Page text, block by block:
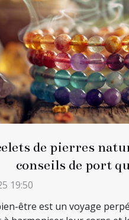
de pierres
conseils de port
19:50
être est un voyage